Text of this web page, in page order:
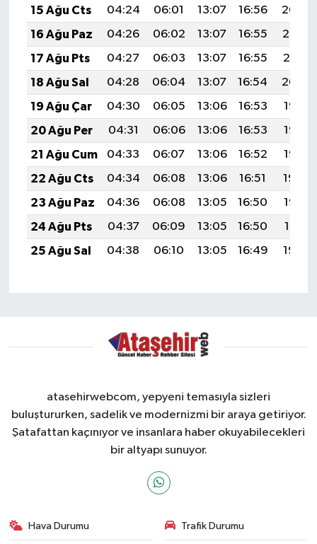
15 Ağu Cts
04:24 06:01 13:07 16:56
20:04
16 Ağu Paz
04:26 06:02 13:07 16:55
20:02
17 Ağu Pts
04:27 06:03 13:07 16:55
20:01
18 Ağu Sal
04:28 06:04 13:07 16:54
20:00
19 Ağu Çar
04:30 06:05 13:06 16:53
19:58
20 Ağu Per
04:31 06:06 13:06 16:53
19:57
21 Ağu Cum
04:33 06:07 13:06 16:52
19:55
22 Ağu Cts
04:34 06:08 13:06 16:51
19:54
23 Ağu Paz
04:36 06:08 13:05 16:50
19:52
24 Ağu Pts
04:37 06:09 13:05 16:50
19:51
25 Ağu Sal
04:38 06:10 13:05 16:49 19:49
atasehirwebcom, yepyeni temasıyla sizleri
buluştururken, sadelik ve modernizmi bir araya getiriyor.
Şatafattan kaçınıyor ve insanlara haber okuyabilecekleri
bir altyapı sunuyor.
Hava Durumu Trafik Durumu